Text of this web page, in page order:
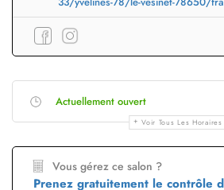
Actuellement ouvert
Voir Tous Les Horaires
Vous gérez ce salon ?
Prenez gratuitement le contrôle